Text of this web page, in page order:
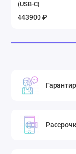
(USB-C)
443900 ₽